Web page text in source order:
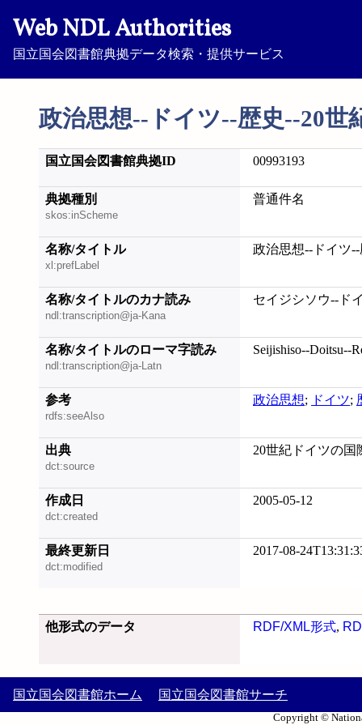
Web NDL Authorities
国立国会図書館典拠データ検索・提供サービス
政治思想--ドイツ--歴史--20世
国立国会図書館典拠ID 00993193
典拠種別
skos:inScheme
普通件名
名称/タイトル
xl:prefLabel
政治思想--ドイツ
名称/タイトルのカナ読み
ndl:transcription@ja-Kana
セイジシソウ--ド
名称/タイトルのローマ字読み
ndl:transcription@ja-Latn
Seijishiso--Doitsu--
参考
rdfs:seeAlso
政治思想; ドイツ;
出典
dct:source
20世紀ドイツの国
作成日
dct:created
2005-05-12
最終更新日
dct:modified
2017-08-
他形式のデータ RDF/XML形式,
国立国会図書館ホーム 国立国会図書館サーチ
Copyright ©